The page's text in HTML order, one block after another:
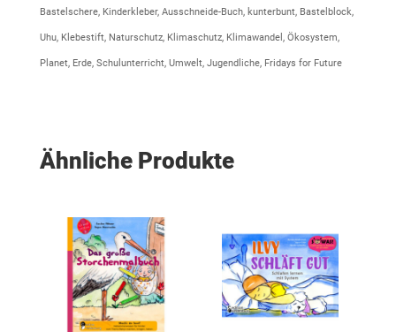
Bastelschere, Kinderkleber, Ausschneide-Buch, kunterbunt, Bastelblock,
Uhu, Klebestift, Naturschutz, Klimaschutz, Klimawandel, Ökosystem,
Planet, Erde, Schulunterricht, Umwelt, Jugendliche, Fridays for Future
Ähnliche Produkte